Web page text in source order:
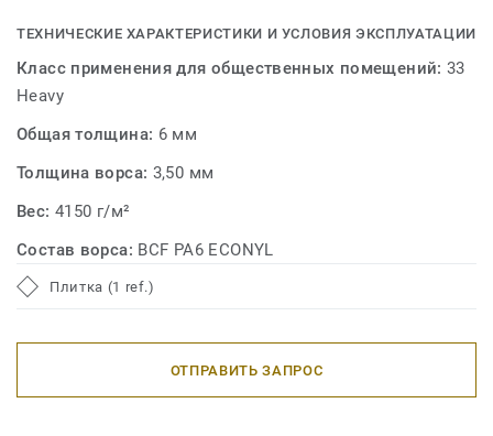
ТЕХНИЧЕСКИЕ ХАРАКТЕРИСТИКИ И УСЛОВИЯ ЭКСПЛУАТАЦИИ
Класс применения для общественных помещений:33
Heavy
Общая толщина: 6 мм
Толщина ворса: 3,50 мм
Вес: 4150 г/м²
Состав ворса: BCF PA6 ECONYL
Плитка (1 ref.)
ОТПРАВИТЬ ЗАПРОС